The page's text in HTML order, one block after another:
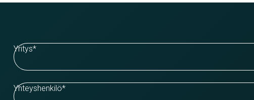
Yritys*
Yhteyshenkilö*